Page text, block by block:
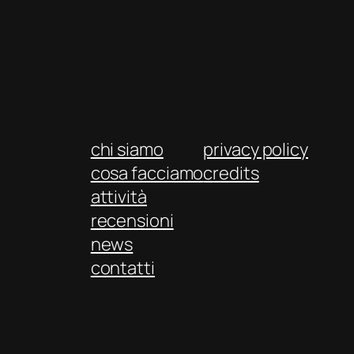
chi siamo
cosa facciamo
attività
recensioni
news
contatti
privacy policy
credits